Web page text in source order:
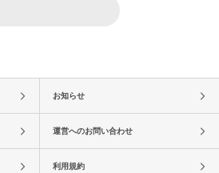
お知らせ
運営へのお問い合わせ
利用規約